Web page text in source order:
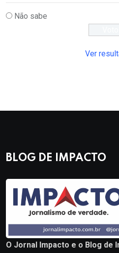
Não sabe
Ver
BLOG DE IMPACTO
O Jornal Impacto e o Blog de